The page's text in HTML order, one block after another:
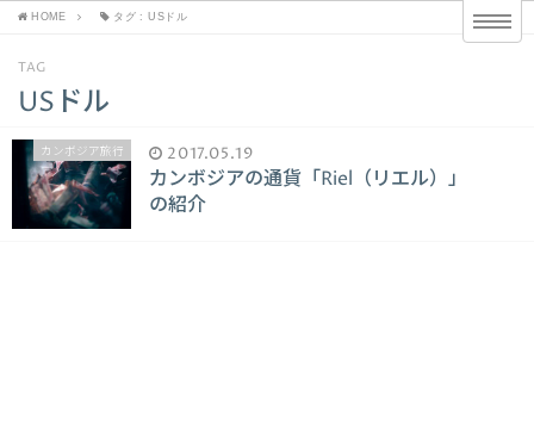
HOME タグ : USドル
TAG
USドル
カンボジア旅行 2017.05.19
カンボジアの通貨「Riel（リエル）」
の紹介